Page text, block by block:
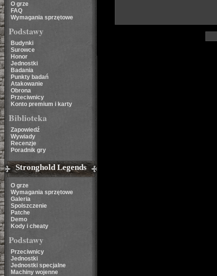
O grze
FAQ
Wymagania sprzętowe
Podstawy
Budynki
Surowce
Honor
Jednostki
Badania
Punkty badań
Atakowanie
Obrona
Przeciwnicy
Konto premium i karty
Biblioteka
Zapowiedź
Wywiady
Recenzje
Poradnik gry
Stronghold Legends
O grze
Wymagania sprzętowe
Galeria
Spolszczenie
Patche
Demo
Kody i cheaty
Podstawy
Przeciwnicy
Jednostki
Jednostki specjalne
Machiny wojenne